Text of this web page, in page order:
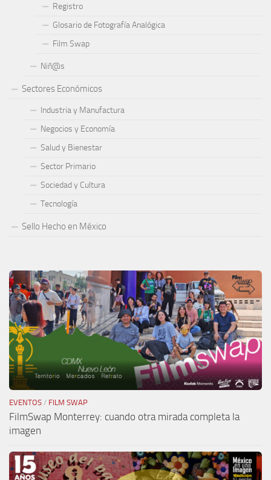
Registro
Glosario de Fotografía Analógica
Film Swap
Niñ@s
Sectores Económicos
Industria y Manufactura
Negocios y Economía
Salud y Bienestar
Sector Primario
Sociedad y Cultura
Tecnología
Sello Hecho en México
EVENTOS / FILM SWAP
FilmSwap Monterrey: cuando otra mirada completa la
imagen